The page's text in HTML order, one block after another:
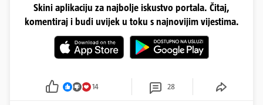
Skini aplikaciju za najbolje iskustvo portala. Čitaj,
komentiraj i budi uvijek u toku s najnovijim vijestima.
14 28